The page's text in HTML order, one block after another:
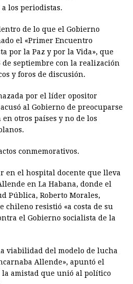
a los periodistas.
de lo que el Gobierno
el «Primer Encuentro
por la Paz y por la Vida», que
de septiembre con la realización
y foros de discusión.
por el líder opositor
al Gobierno de preocuparse
otros países y no de los
conmemorativos.
en el hospital docente que lleva
en La Habana, donde el
Pública, Roberto Morales,
chileno resistió «a costa de su
el Gobierno socialista de la
viabilidad del modelo de lucha
Allende», apuntó el
amistad que unió al político